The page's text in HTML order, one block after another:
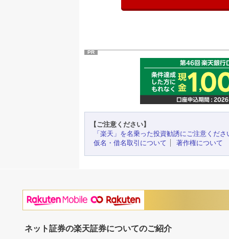
PR
【ご注意ください】
「楽天」を名乗った投資勧誘にご注意くださ
仮名・借名取引について
著作権について
ネット証券の楽天証券についてのご紹介